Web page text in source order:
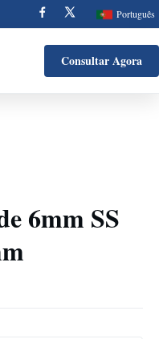
Português
Consultar Agora
6mm SS